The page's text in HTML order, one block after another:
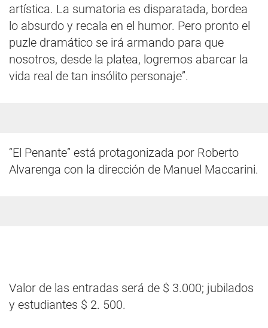
artística. La sumatoria es disparatada, bordea
lo absurdo y recala en el humor. Pero pronto el
puzle dramático se irá armando para que
nosotros, desde la platea, logremos abarcar la
vida real de tan insólito personaje”.
“El Penante” está protagonizada por Roberto
Alvarenga con la dirección de Manuel Maccarini.
Valor de las entradas será de $ 3.000; jubilados
y estudiantes $ 2. 500.